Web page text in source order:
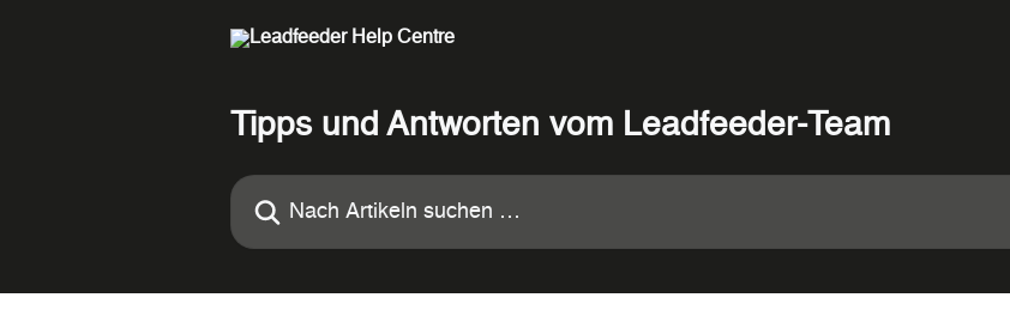
Tipps und Antworten vom Leadfeeder-Team
Nach Artikeln suchen …